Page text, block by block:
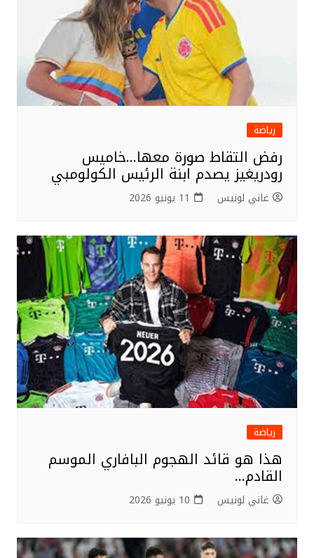
رياضة
رفض التقاط صورة معها…خاميس
رودريغيز يصدم ابنة الرئيس الكولومبي
غاني لونيس 11 يونيو 2026
رياضة
هذا هو قائد الهجوم البافاري الموسم
القادم…
غاني لونيس 10 يونيو 2026